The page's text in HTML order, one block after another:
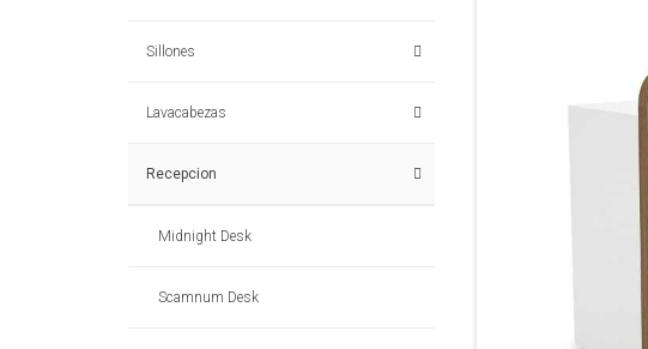
Sillones
Lavacabezas
Recepcion
Midnight Desk
Scamnum Desk